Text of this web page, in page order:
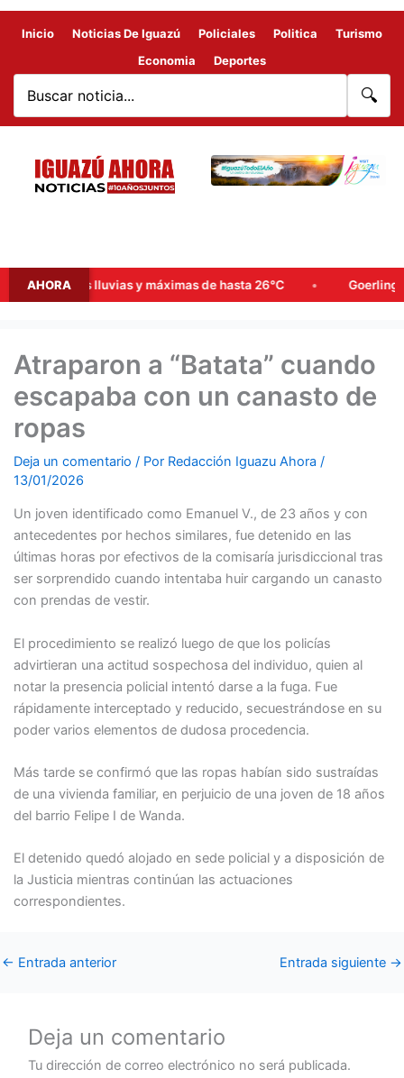
Inicio Noticias De Iguazú Policiales Politica
Turismo
Economia
Deportes
🔍
AHORAlluvias y máximas de hasta 26°C Goerling, Arce
Atraparon a “Batata” cuando
escapaba con un canasto de
ropas
Deja un comentario / Por Redacción Iguazu Ahora /
13/01/2026
Un joven identificado como Emanuel V., de 23 años y con
antecedentes por hechos similares, fue detenido en las
últimas horas por efectivos de la comisaría jurisdiccional tras
ser sorprendido cuando intentaba huir cargando un canasto
con prendas de vestir.
El procedimiento se realizó luego de que los policías
advirtieran una actitud sospechosa del individuo, quien al
notar la presencia policial intentó darse a la fuga. Fue
rápidamente interceptado y reducido, secuestrándose en su
poder varios elementos de dudosa procedencia.
Más tarde se confirmó que las ropas habían sido sustraídas
de una vivienda familiar, en perjuicio de una joven de 18 años
del barrio Felipe I de Wanda.
El detenido quedó alojado en sede policial y a disposición de
la Justicia mientras continúan las actuaciones
correspondientes.
← Entrada anterior Entrada siguiente →
Deja un comentario
Tu dirección de correo electrónico no será publicada.